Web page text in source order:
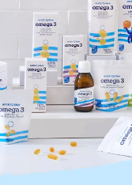
Prima product, geen
Jose veeken
Ik heb geen weet (
dat is positief maar over